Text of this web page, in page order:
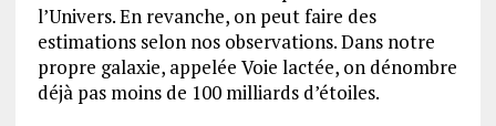
l’Univers. En revanche, on peut faire des
estimations selon nos observations. Dans notre
propre galaxie, appelée Voie lactée, on dénombre
déjà pas moins de 100 milliards d’étoiles.